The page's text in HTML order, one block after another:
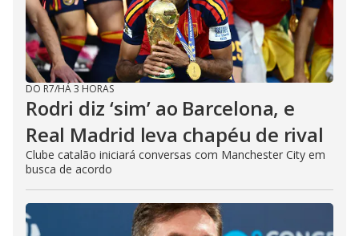
DO R7/HÁ 3 HORAS
Rodri diz ‘sim’ ao Barcelona, e
Real Madrid leva chapéu de rival
Clube catalão iniciará conversas com Manchester City em
busca de acordo